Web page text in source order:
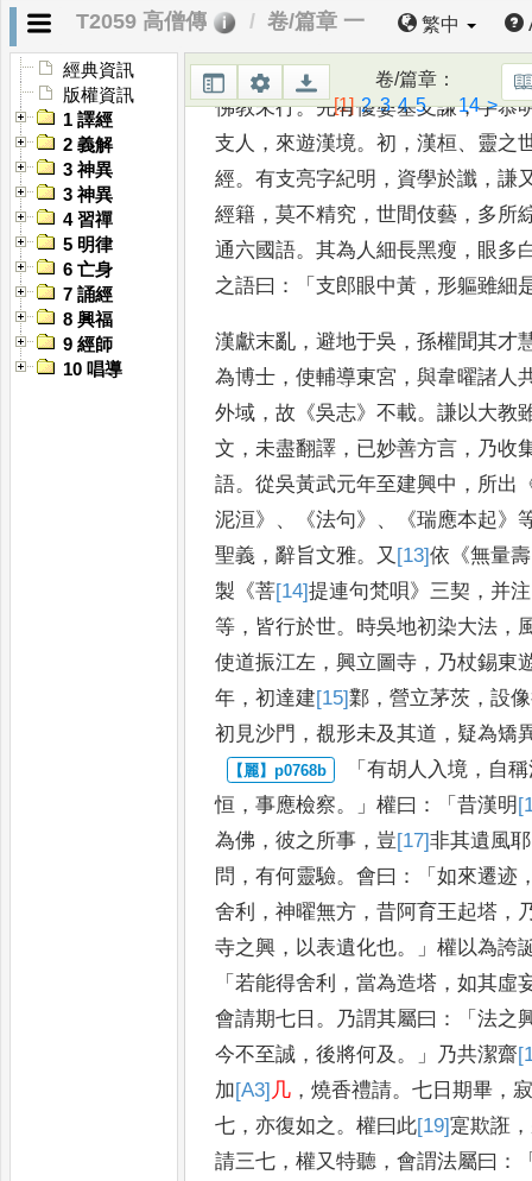
T2059 高僧傳 卷/篇章 一 繁中
經典資訊
版權資訊
1 譯經
2 義解
3 神異
3 神異
4 習禪
5 明律
6 亡身
7 誦經
8 興福
9 經師
10 唱導
卷/篇章 ：
[1] 2 3 4 5...14 >
明解三藏，博覽六經 ， 天文圖緯 ，
機，頗屬文翰
時孫權已
佛教未行。先有優婆塞支謙，字恭
支人 ， 來遊漢境。初 ，漢桓、 靈之
經。有支亮字紀明 ， 資學於讖 ，謙
經籍 ，莫不精究 ，世間伎藝 ， 多所
通六國語。其為人細長黑瘦 ， 眼多
之語曰 ：「支郎眼中黃 ， 形軀雖細
漢獻末亂 ，避地于吳 ，孫權聞其才
為博士 ，使輔導東宮 ，與韋曜諸 人
外域 ，故 《吳志》不載。謙以大教
文 ， 未盡翻譯 ， 已妙善方言 ， 乃收
語。從吳黃武元年至建興中 ， 所出
泥洹》、《法句》、《瑞應本起》
聖義 ，辭旨文雅。 又 [13]依 《無量壽
製 《菩[14]提連句梵唄》 三契 ， 并注
等 ， 皆行於世。 時吳地初染大法 ，
使道振江左 ，興立圖寺 ， 乃杖錫東
年 ，初達建[15]鄴 ，營立茅茨 ，設
初見沙門 ，覩形未及其道 ， 疑為矯
「有胡人入境 ， 自
恒 ，事應檢察。」權曰 ：「昔漢明
為佛 ，彼之 所事 ， 豈[17]非其遺風耶
問 ，有何靈驗。會曰 ：「如來遷迹
舍利 ，神曜無方 ，昔阿育王起塔 ，
寺之興 ， 以表遺化也。」權以為誇
「 若能得舍利 ，當為造塔 ，如其虛
會請期七日 。 乃謂其屬曰 ：「法之
今不至誠 ，後將何及 。」 乃共潔齋
加[A3] 几 ，燒香禮請。七日期畢 ，
七 ，亦復如之 。權曰此[19]寔欺誑 ，
請三七 ，權又特聽 ，會謂法屬曰 ：